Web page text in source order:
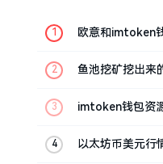
欧意和imtoken
鱼池挖矿挖出来
imtoken钱包资
以太坊币美元行